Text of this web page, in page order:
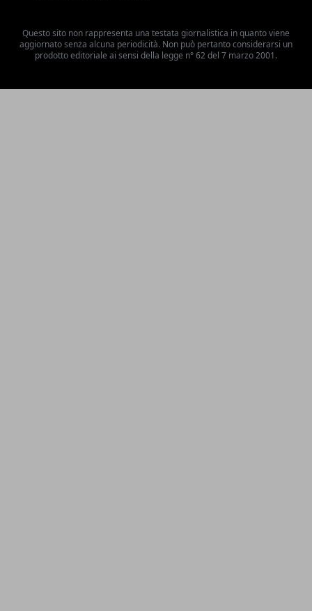
Questo sito non rappresenta una testata giornalistica in quanto viene
aggiornato senza alcuna periodicità. Non può pertanto considerarsi un
prodotto editoriale ai sensi della legge n° 62 del 7 marzo 2001.